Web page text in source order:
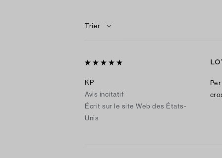
Trier
KP
Avis incitatif
Écrit sur le site Web des États-
Unis